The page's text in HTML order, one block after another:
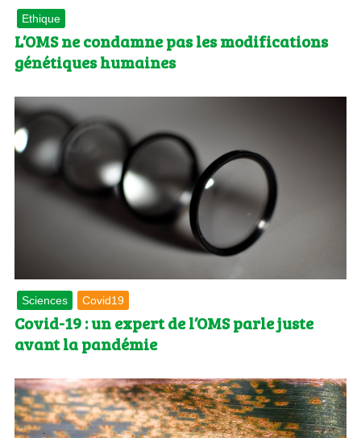
Ethique
L’OMS ne condamne pas les modifications
génétiques humaines
Sciences Covid19
Covid-19 : un expert de l’OMS parle juste
avant la pandémie